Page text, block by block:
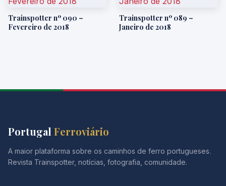
Trainspotter nº 090 –
Fevereiro de 2018
Trainspotter nº 089 –
Janeiro de 2018
Portugal Ferroviário
A maior plataforma sobre os caminhos de ferro portugueses.
Revista Trainspotter, notícias, fotografia, comunidade.